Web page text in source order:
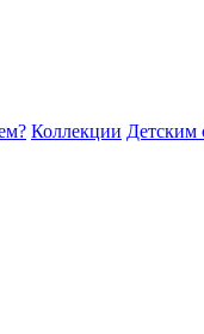
Коллекции Детским